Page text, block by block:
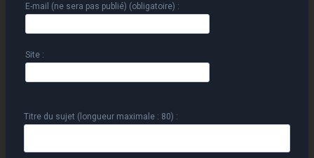
E-mail (ne sera pas publié) (obligatoire) :
Site :
Titre du sujet (longueur maximale : 80) :